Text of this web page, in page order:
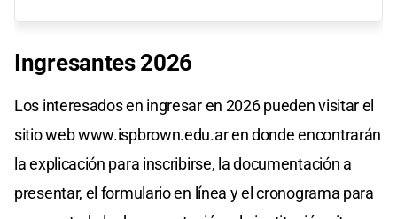
Ingresantes 2026
Los interesados en ingresar en 2026 pueden visitar el
sitio web www.ispbrown.edu.ar en donde encontrarán
la explicación para inscribirse, la documentación a
presentar, el formulario en línea y el cronograma para